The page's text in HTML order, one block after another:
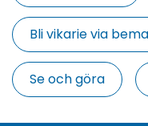
Bli vikarie via
Se och göra